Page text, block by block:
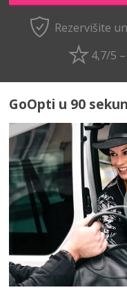
Rezervišite
4,7/5
GoOpti u 90